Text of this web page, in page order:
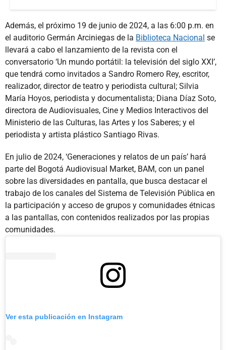
Además, el próximo 19 de junio de 2024, a las 6:00 p.m. en
el auditorio Germán Arciniegas de la Biblioteca Nacional se
llevará a cabo el lanzamiento de la revista con el
conversatorio ‘Un mundo portátil: la televisión del siglo XXI’,
que tendrá como invitados a Sandro Romero Rey, escritor,
realizador, director de teatro y periodista cultural; Silvia
María Hoyos, periodista y documentalista; Diana Díaz Soto,
directora de Audiovisuales, Cine y Medios Interactivos del
Ministerio de las Culturas, las Artes y los Saberes; y el
periodista y artista plástico Santiago Rivas.
En julio de 2024, ‘Generaciones y relatos de un país’ hará
parte del Bogotá Audiovisual Market, BAM, con un panel
sobre las diversidades en pantalla, que busca destacar el
trabajo de los canales del Sistema de Televisión Pública en
la participación y acceso de grupos y comunidades étnicas
a las pantallas, con contenidos realizados por las propias
comunidades.
Ver esta publicación en Instagram